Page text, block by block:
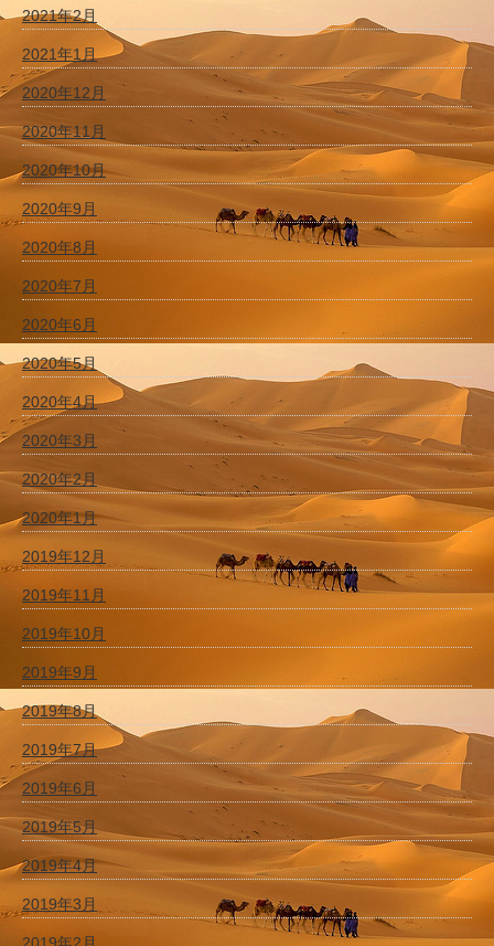
2021年2月
2021年1月
2020年12月
2020年11月
2020年10月
2020年9月
2020年8月
2020年7月
2020年6月
2020年5月
2020年4月
2020年3月
2020年2月
2020年1月
2019年12月
2019年11月
2019年10月
2019年9月
2019年8月
2019年7月
2019年6月
2019年5月
2019年4月
2019年3月